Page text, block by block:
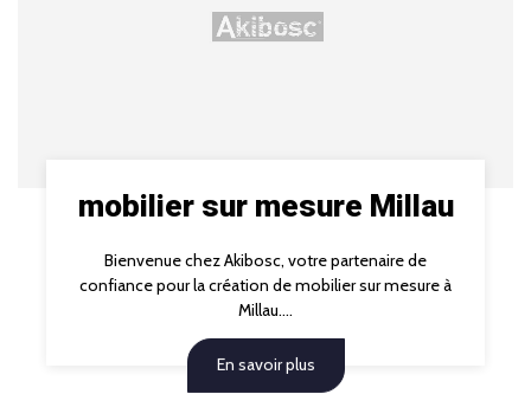
mobilier sur mesure Millau
Bienvenue chez Akibosc, votre partenaire de
confiance pour la création de mobilier sur mesure à
Millau....
En savoir plus